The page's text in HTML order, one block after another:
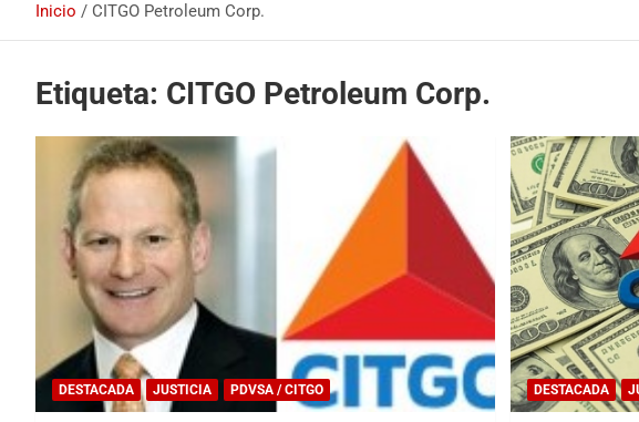
Inicio CITGO Petroleum Corp.
Etiqueta: CITGO Petroleum Corp.
DESTACADA JUSTICIA PDVSA / CITGO DESTACADA